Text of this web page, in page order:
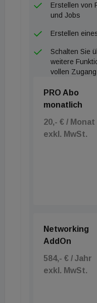
Gebäudesektor
dies zu
von Madaster
Zertifizierung erzielt
Ihren Mitgliedern die
weiterentwickeln,
CRREM, EU-
Madaster abdecken
Erstellen von
und Jobs
Erstellen
Schalten Sie
weitere
vollen
PRO Abo
monatlich
20,- € / Monat
exkl. MwSt.
Networking
AddOn
584,- € / Jahr
exkl. MwSt.